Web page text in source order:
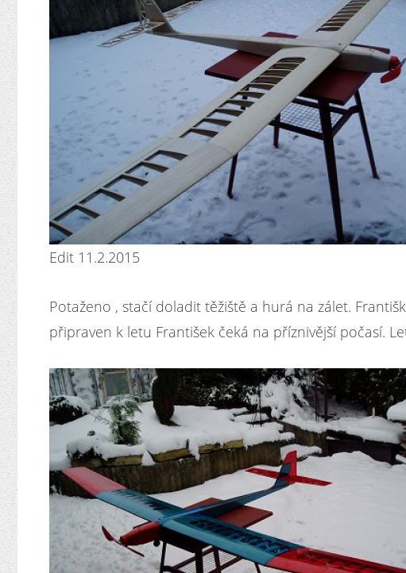
Edit 11.2.2015
Potaženo , stačí doladit těžiště a hurá na zálet.
připraven k letu František čeká na příznivější počasí.